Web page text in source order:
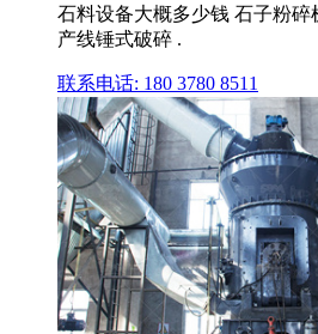
石料设备大概多少钱 石子粉
产线锤式破碎 .
联系电话: 180 3780 8511